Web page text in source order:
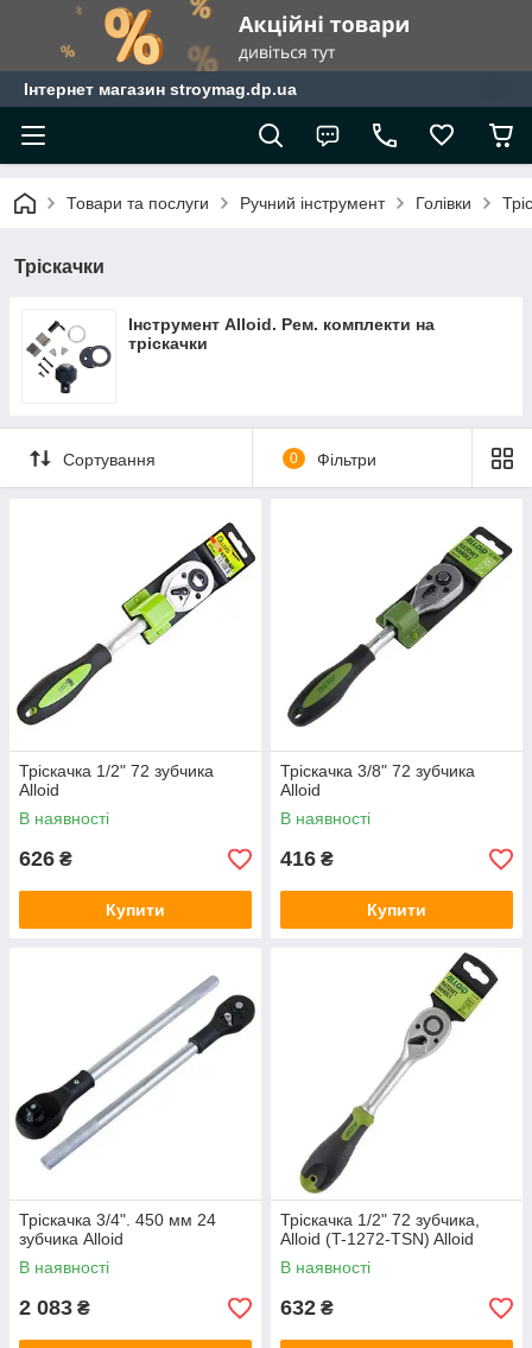
Інтернет магазин stroymag.dp.ua
Товари та послуги Ручний інструмент Голівки
Тріскачки
Інструмент Alloid. Рем. комплекти на
тріскачки
Сортування 0 Фільтри
Тріскачка 1/2" 72 зубчика
Alloid
В наявності
626 ₴
Купити
Тріскачка 3/8" 72 зубчика
Alloid
В наявності
416 ₴
Купити
Тріскачка 3/4". 450 мм 24
зубчика Alloid
В наявності
2 083 ₴
Тріскачка 1/2" 72 зубчика,
Alloid (T-1272-TSN) Alloid
В наявності
632 ₴